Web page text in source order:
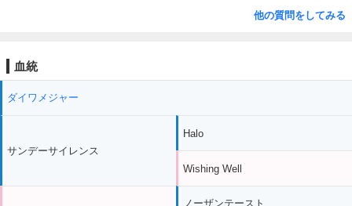
他の質問をしてみる
血統
ダイワメジャー
サンデーサイレンス
Halo
Wishing Well
ノーザンテースト